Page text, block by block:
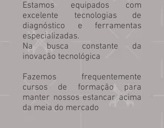
Estamos equipados com
excelente tecnologias de
diagnóstico e ferramentas
especializadas.
Na busca constante da
inovação tecnológica
Fazemos frequentemente
cursos de formação para
manter nossos estancar acima
da meia do mercado